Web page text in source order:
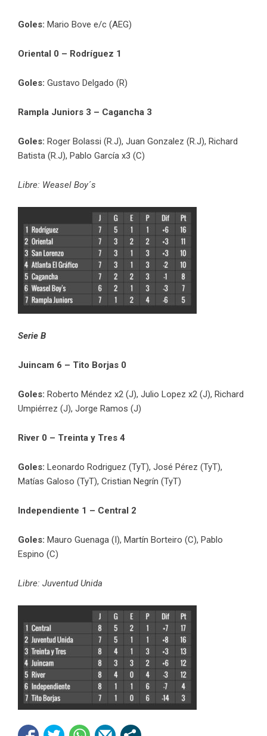
Goles: Mario Bove e/c (AEG)
Oriental 0 – Rodríguez 1
Goles: Gustavo Delgado (R)
Rampla Juniors 3 – Cagancha 3
Goles: Roger Bolassi (R.J), Juan Gonzalez (R.J), Richard
Batista (R.J), Pablo García x3 (C)
Libre: Weasel Boy´s
Serie B
Juincam 6 – Tito Borjas 0
Goles: Roberto Méndez x2 (J), Julio Lopez x2 (J), Richard
Umpiérrez (J), Jorge Ramos (J)
River 0 – Treinta y Tres 4
Goles: Leonardo Rodriguez (TyT), José Pérez (TyT),
Matías Galoso (TyT), Cristian Negrín (TyT)
Independiente 1 – Central 2
Goles: Mauro Guenaga (I), Martín Borteiro (C), Pablo
Espino (C)
Libre: Juventud Unida